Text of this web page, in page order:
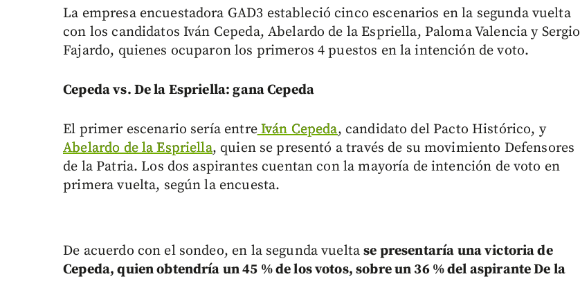
La empresa encuestadora GAD3 estableció cinco escenarios en la segunda vuelta
con los candidatos Iván Cepeda, Abelardo de la Espriella, Paloma Valencia y Sergio
Fajardo, quienes ocuparon los primeros 4 puestos en la intención de voto.
Cepeda vs. De la Espriella: gana Cepeda
El primer escenario sería entreIván Cepeda, candidato del Pacto Histórico, y
Abelardo de la Espriella, quien se presentó a través de su movimiento Defensores
de la Patria. Los dos aspirantes cuentan con la mayoría de intención de voto en
primera vuelta, según la encuesta.
De acuerdo con el sondeo, en la segunda vueltase presentaría una victoria de
Cepeda, quien obtendría un 45 % de los votos, sobre un 36 % del aspirante De la